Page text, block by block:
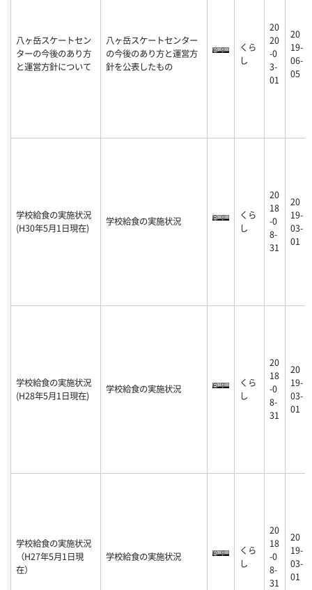
八ヶ岳スケートセン
ターの今後のあり方
と運営方針について
八ヶ岳スケートセンター
の今後のあり方と運営方
針を公表したもの
くら
し
20
20
-0
3-
01
20
19-
06-
05
学校給食の実施状況
(H30年5月1日現在)
学校給食の実施状況
くら
し
20
18
-0
8-
31
20
19-
03-
01
学校給食の実施状況
(H28年5月1日現在)
学校給食の実施状況
くら
し
20
18
-0
8-
31
20
19-
03-
01
学校給食の実施状況
（H27年5月1日現
在）
学校給食の実施状況
くら
し
20
18
-0
8-
31
20
19-
03-
01